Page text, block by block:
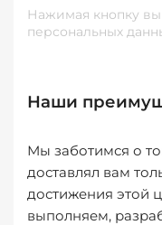
Нажимая кнопку вы
персональных
Наши
Мы заботимся о
доставлял вам
достижения этой
выполняем,